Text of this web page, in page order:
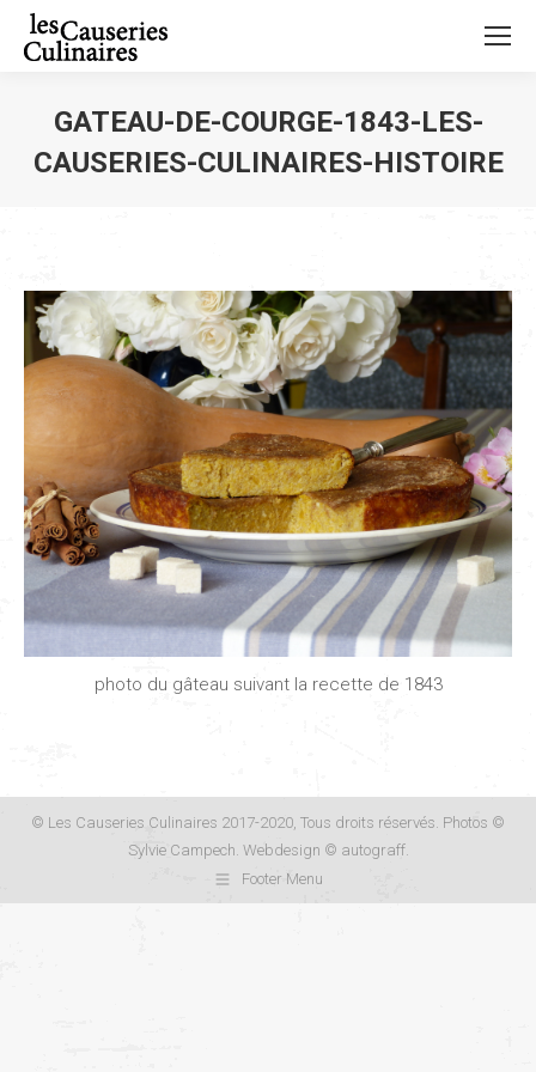
GATEAU-DE-COURGE-1843-LES-
CAUSERIES-CULINAIRES-HISTOIRE
photo du gâteau suivant la recette de 1843
© Les Causeries Culinaires 2017-2020, Tous droits réservés. Photos ©
Sylvie Campech. Webdesign © autograff.
Footer Menu